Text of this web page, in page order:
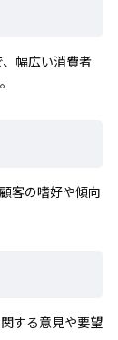
幅広い消費者
客の嗜好や傾向
する意見や要望